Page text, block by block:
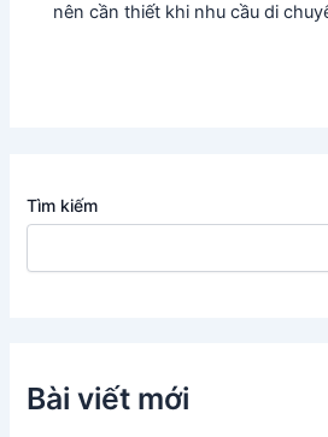
nên cần thiết khi nhu cầu di
Tìm kiếm
Bài viết mới